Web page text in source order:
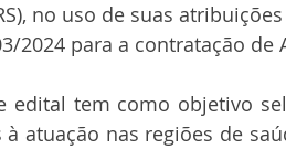
no uso de suas
2024 para a contratação de
edital tem como objetivo
à atuação nas regiões de